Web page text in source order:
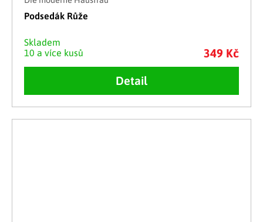
Podsedák Růže
Skladem
10 a více kusů
349 Kč
Detail